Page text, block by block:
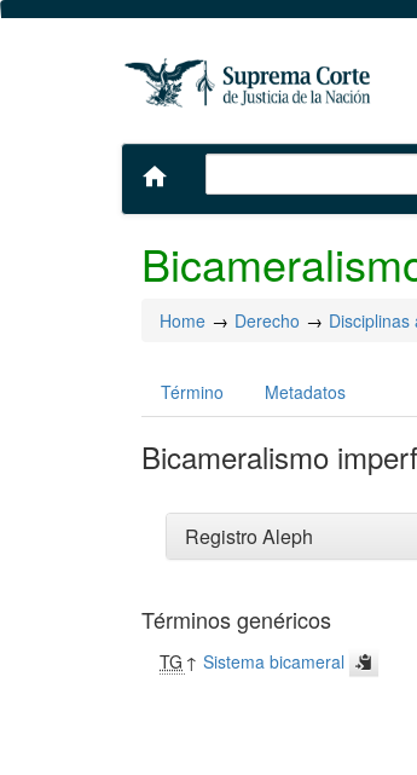
home
Home Derecho Disciplinas
Término Metadatos
Bicameralismo
Registro Aleph
Términos genéricos
TG ↑Sistema bicameral